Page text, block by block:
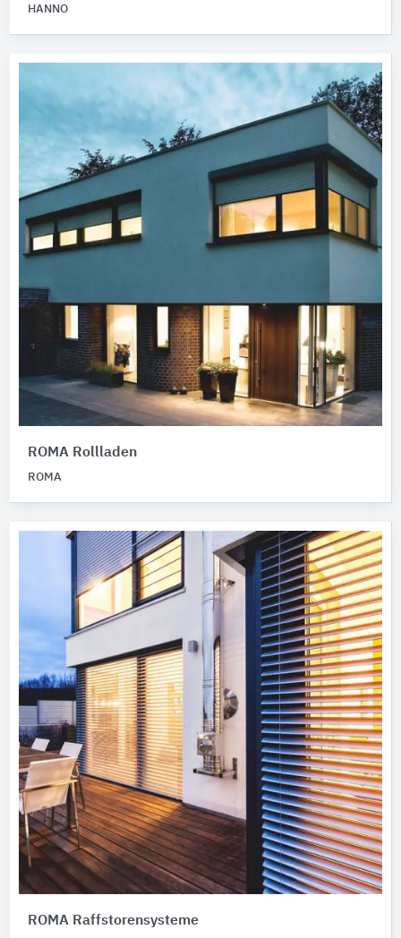
HANNO
ROMA Rollladen
ROMA
ROMA Raffstorensysteme